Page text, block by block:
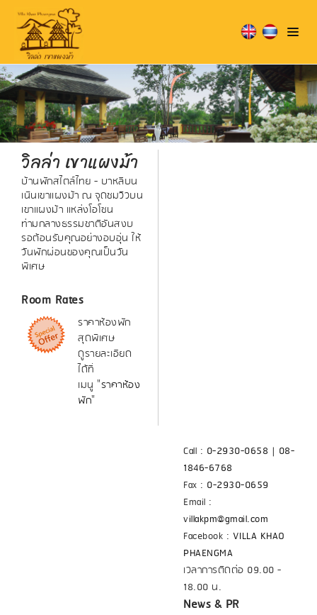
วิลล่า เขาแผงม้า
บ้านพักสไตล์ไทย - บาหลีบน
เนินเขาแผงม้า ณ จุดชมวิวบน
เขาแผงม้า แหล่งโอโซน
ท่ามกลางธรรมชาติอันสงบ
รอต้อนรับคุณอย่างอบอุ่น ให้
วันพักผ่อนของคุณเป็นวัน
พิเศษ
Room Rates
ราคาห้องพัก
สุดพิเศษ
ดูรายละเอียด
ได้ที่
เมนู "ราคาห้อง
พัก"
Call : 0-2930-0658 | 08-
1846-6768
Fax : 0-2930-0659
Email :
villakpm@gmail.com
Facebook : VILLA KHAO
PHAENGMA
เวลาการติดต่อ 09.00 -
18.00 น.
News & PR